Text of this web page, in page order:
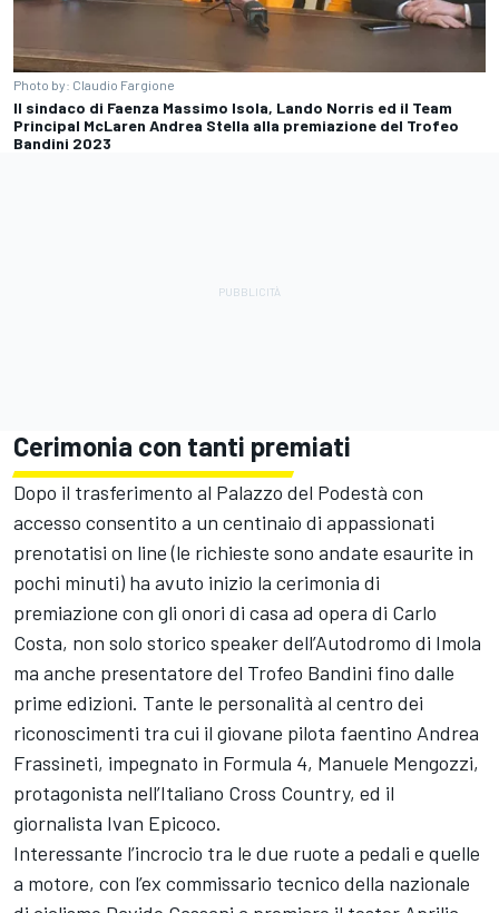
Photo by: Claudio Fargione
Il sindaco di Faenza Massimo Isola, Lando Norris ed il Team
Principal McLaren Andrea Stella alla premiazione del Trofeo
Bandini 2023
Cerimonia con tanti premiati
Dopo il trasferimento al Palazzo del Podestà con
accesso consentito a un centinaio di appassionati
prenotatisi on line (le richieste sono andate esaurite in
pochi minuti) ha avuto inizio la cerimonia di
premiazione con gli onori di casa ad opera di Carlo
Costa, non solo storico speaker dell’Autodromo di Imola
ma anche presentatore del Trofeo Bandini fino dalle
prime edizioni. Tante le personalità al centro dei
riconoscimenti tra cui il giovane pilota faentino Andrea
Frassineti, impegnato in Formula 4, Manuele Mengozzi,
protagonista nell’Italiano Cross Country, ed il
giornalista Ivan Epicoco.
Interessante l’incrocio tra le due ruote a pedali e quelle
a motore, con l’ex commissario tecnico della nazionale